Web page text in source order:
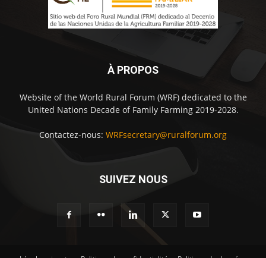
À PROPOS
Website of the World Rural Forum (WRF) dedicated to the
United Nations Decade of Family Farming 2019-2028.
Contactez-nous: WRFsecretary@ruralforum.org
SUIVEZ NOUS